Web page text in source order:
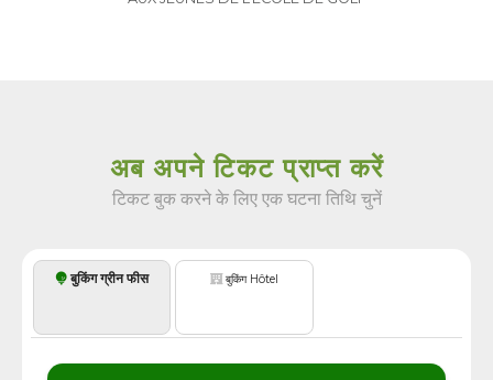
अब अपने टिकट प्राप्त करें
टिकट बुक करने के लिए एक घटना तिथि चुनें
बुकिंग ग्रीन फीस बुकिंग Hôtel